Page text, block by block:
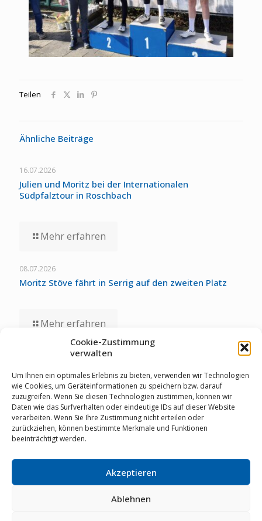
Cookie-Zustimmung
verwalten
Um Ihnen ein optimales Erlebnis zu bieten, verwenden wir Technologien
wie Cookies, um Geräteinformationen zu speichern bzw. darauf
zuzugreifen. Wenn Sie diesen Technologien zustimmen, können wir
Daten wie das Surfverhalten oder eindeutige IDs auf dieser Website
verarbeiten. Wenn Sie Ihre Zustimmung nicht erteilen oder
zurückziehen, können bestimmte Merkmale und Funktionen
beeinträchtigt werden.
Akzeptieren
Ablehnen
Teilen
Ähnliche Beiträge
16.07.2026
Julien und Moritz bei der Internationalen
Südpfalztour in Roschbach
Mehr erfahren
08.07.2026
Moritz Stöve fährt in Serrig auf den zweiten Platz
Mehr erfahren
Staubwolke-U17 zollt unglücklichen Umständen bei
Deutschen Meisterschaften Tribut
Mehr erfahren
© RSV Staubwolke Refrath 1952 e.V. |
Cookie Richtlinie|Impressum|Mitglieder-Login|
02204
info@staubwolke-refrath.de